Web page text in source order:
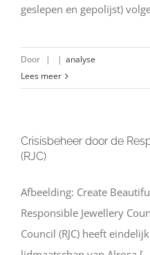
geslepen en gepolijst)
Door | | analyse
Lees meer
Crisisbeheer door de
(RJC)
Afbeelding: Create
Responsible Jewellery
Council (RJC) heeft